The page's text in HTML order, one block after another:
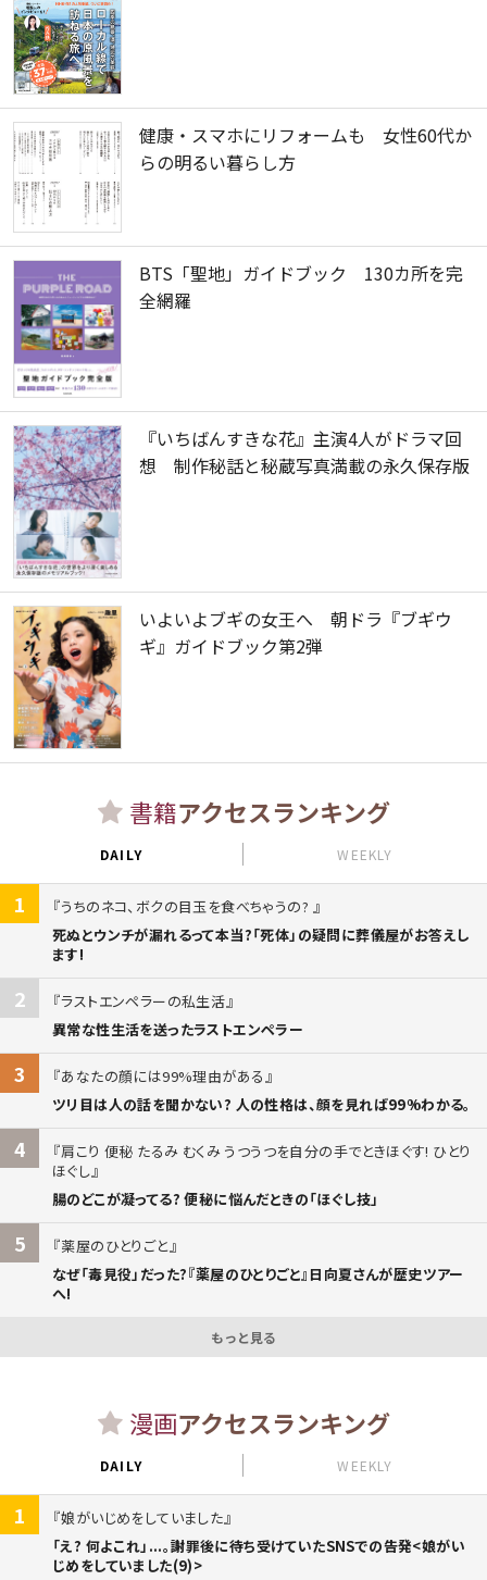
健康・スマホにリフォームも 女性60代か
らの明るい暮らし方
BTS「聖地」ガイドブック 130カ所を完
全網羅
『いちばんすきな花』主演4人がドラマ回
想 制作秘話と秘蔵写真満載の永久保存版
いよいよブギの女王へ 朝ドラ『ブギウ
ギ』ガイドブック第2弾
書籍アクセスランキング
DAILY WEEKLY
1
うちのネコ、ボクの目玉を食べちゃうの?
死ぬとウンチが漏れるって本当?「死体」の疑問に葬儀屋がお答えし
ます!
2
ラストエンペラーの私生活
異常な性生活を送ったラストエンペラー
3
あなたの顔には99%理由がある
ツリ目は人の話を聞かない? 人の性格は、顔を見れば99%わかる。
4
肩こり 便秘 たるみ むくみ うつうつを自分の手でときほぐす! ひとり
ほぐし
腸のどこが凝ってる? 便秘に悩んだときの「ほぐし技」
5
薬屋のひとりごと
なぜ「毒見役」だった?『薬屋のひとりごと』日向夏さんが歴史ツアー
へ!
もっと見る
漫画アクセスランキング
DAILY WEEKLY
1
娘がいじめをしていました
「え? 何よこれ」...。謝罪後に待ち受けていたSNSでの告発<娘がい
じめをしていました(9)>